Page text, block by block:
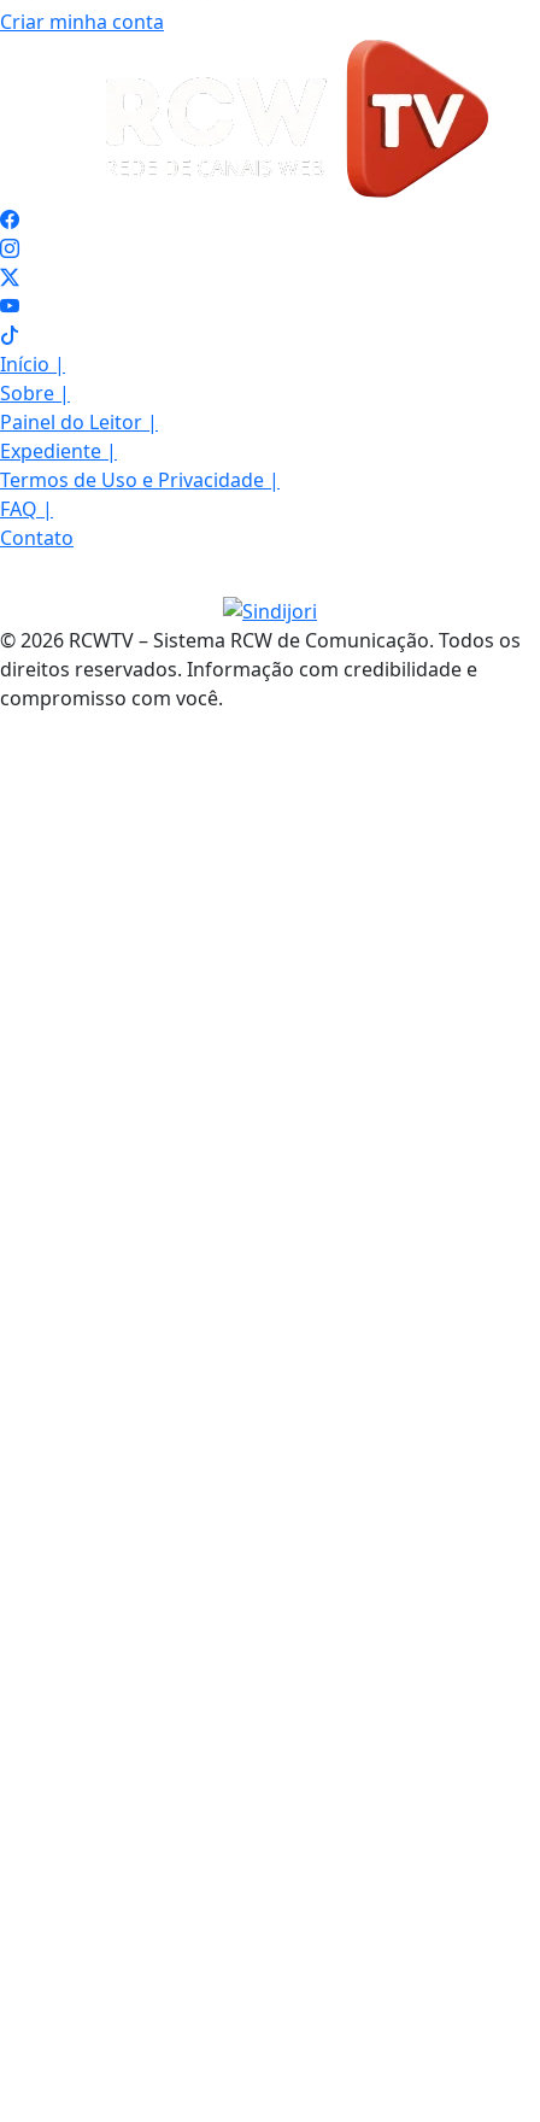
Criar minha conta
Início |
Sobre |
Painel do Leitor |
Expediente |
Termos de Uso e Privacidade |
FAQ |
Contato
© 2026 RCWTV – Sistema RCW de Comunicação. Todos os
direitos reservados. Informação com credibilidade e
compromisso com você.